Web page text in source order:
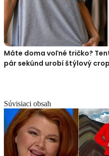
Máte doma voľné tričko?
pár sekúnd urobí štýlový
Súvisiaci obsah